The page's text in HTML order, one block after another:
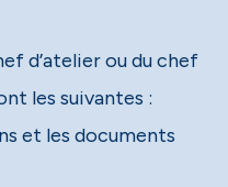
d’atelier ou du chef
les suivantes :
et les documents